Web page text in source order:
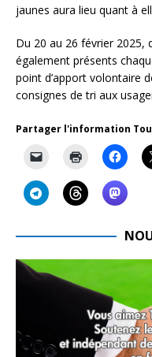
jaunes aura lieu quant à
Du 20 au 26 février 2025,
également présents
point d’apport volontaire
consignes de tri aux
Partager l'information